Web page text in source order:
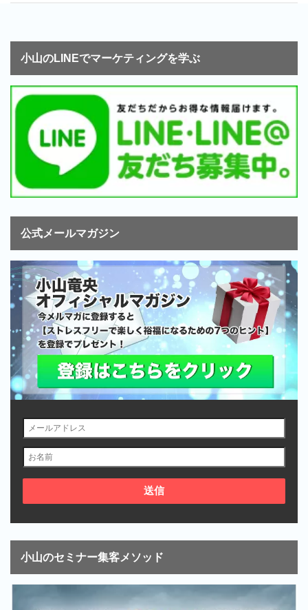
小山のLINEでマーケティングを学ぶ
公式メールマガジン
小山のセミナー集客メソッド